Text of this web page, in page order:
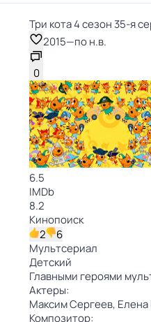
Три кота 4 сезон 35-я
2015—по н.в.
0
6.5
IMDb
8.2
Кинопоиск
2
6
Мультсериал
Детский
Главными героями
Актеры:
Максим Сергеев,
Композитор: